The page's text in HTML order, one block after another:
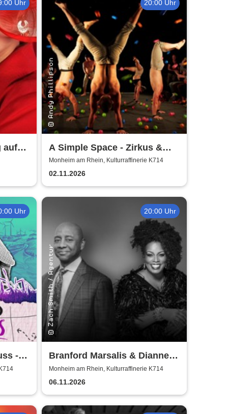
Uhr
auf
20:00 Uhr
A Simple Space - Zirkus &
Körpertheater
Monheim am Rhein, Kulturraffinerie K714
02.11.2026
Uhr
-
20:00 Uhr
Branford Marsalis & Dianne
Reeves celebrate John
Coltrane
Monheim am Rhein, Kulturraffinerie K714
06.11.2026